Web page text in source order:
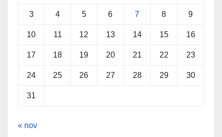
3 4 5 6 7 8 9
10 11 12 13 14 15 16
17 18 19 20 21 22 23
24 25 26 27 28 29 30
31
« nov